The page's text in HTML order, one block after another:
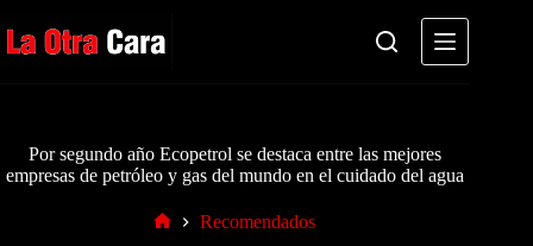
al
contenido
Por segundo año Ecopetrol se destaca entre las mejores
empresas de petróleo y gas del mundo en el cuidado del agua
Recomendados